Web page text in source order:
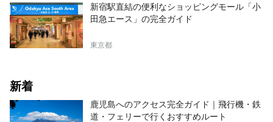
新宿駅直結の便利なショッピングモール「小
田急エース」の完全ガイド
東京都
新着
鹿児島へのアクセス完全ガイド｜飛行機・鉄
道・フェリーで行くおすすめルート